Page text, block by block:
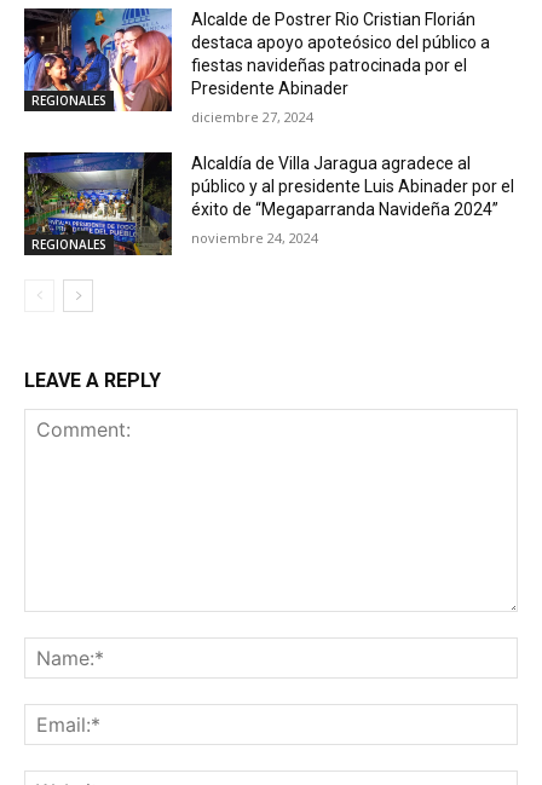
REGIONALES
Alcalde de Postrer Rio Cristian Florián
destaca apoyo apoteósico del público a
fiestas navideñas patrocinada por el
Presidente Abinader
diciembre 27, 2024
REGIONALES
Alcaldía de Villa Jaragua agradece al
público y al presidente Luis Abinader por el
éxito de “Megaparranda Navideña 2024”
noviembre 24, 2024
LEAVE A REPLY